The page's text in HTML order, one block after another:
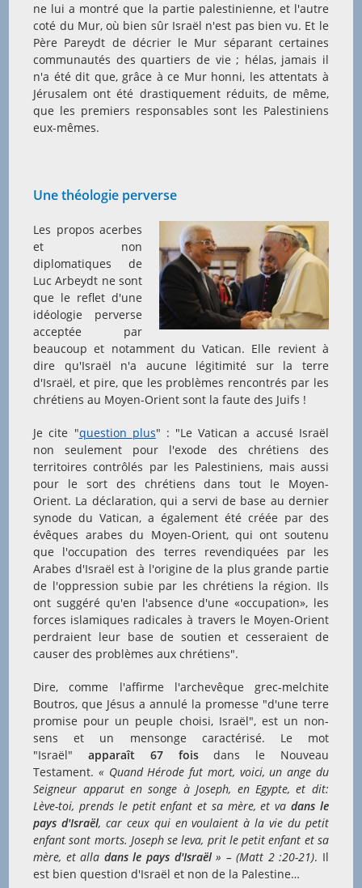
ne lui a montré que la partie palestinienne, et l'autre
coté du Mur, où bien sûr Israël n'est pas bien vu. Et le
Père Pareydt de décrier le Mur séparant certaines
communautés des quartiers de vie ; hélas, jamais il
n'a été dit que, grâce à ce Mur honni, les attentats à
Jérusalem ont été drastiquement réduits, de même,
que les premiers responsables sont les Palestiniens
eux-mêmes.
Une théologie perverse
Les propos acerbes
et non
diplomatiques de
Luc Arbeydt ne sont
que le reflet d'une
idéologie perverse
acceptée par
beaucoup et notamment du Vatican. Elle revient à
dire qu'Israël n'a aucune légitimité sur la terre
d'Israël, et pire, que les problèmes rencontrés par les
chrétiens au Moyen-Orient sont la faute des Juifs !
Je cite "question plus" : "Le Vatican a accusé Israël
non seulement pour l'exode des chrétiens des
territoires contrôlés par les Palestiniens, mais aussi
pour le sort des chrétiens dans tout le Moyen-
Orient. La déclaration, qui a servi de base au dernier
synode du Vatican, a également été créée par des
évêques arabes du Moyen-Orient, qui ont soutenu
que l'occupation des terres revendiquées par les
Arabes d'Israël est à l'origine de la plus grande partie
de l'oppression subie par les chrétiens la région. Ils
ont suggéré qu'en l'absence d'une «occupation», les
forces islamiques radicales à travers le Moyen-Orient
perdraient leur base de soutien et cesseraient de
causer des problèmes aux chrétiens".
Dire, comme l'affirme l'archevêque grec-melchite
Boutros, que Jésus a annulé la promesse "d'une terre
promise pour un peuple choisi, Israël", est un non-
sens et un mensonge caractérisé. Le mot
"Israël" apparaît 67 foisdans le Nouveau
Testament. « Quand Hérode fut mort, voici, un ange du
Seigneur apparut en songe à Joseph, en Egypte, et dit:
Lève-toi, prends le petit enfant et sa mère, et vadans le
pays d'Israël, car ceux qui en voulaient à la vie du petit
enfant sont morts. Joseph se leva, prit le petit enfant et sa
mère, et alla dans le pays d'Israël» – (Matt 2 :20-21). Il
est bien question d'Israël et non de la Palestine…